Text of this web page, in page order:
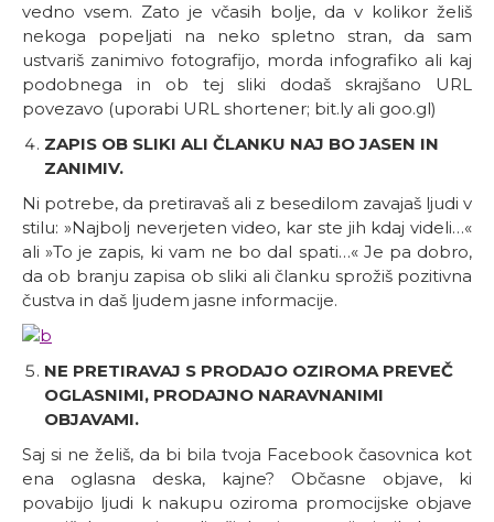
vedno vsem. Zato je včasih bolje, da v kolikor želiš
nekoga popeljati na neko spletno stran, da sam
ustvariš zanimivo fotografijo, morda infografiko ali kaj
podobnega in ob tej sliki dodaš skrajšano URL
povezavo (uporabi URL shortener; bit.ly ali goo.gl)
ZAPIS OB SLIKI ALI ČLANKU NAJ BO JASEN IN
ZANIMIV.
Ni potrebe, da pretiravaš ali z besedilom zavajaš ljudi v
stilu: »Najbolj neverjeten video, kar ste jih kdaj videli…«
ali »To je zapis, ki vam ne bo dal spati…« Je pa dobro,
da ob branju zapisa ob sliki ali članku sprožiš pozitivna
čustva in daš ljudem jasne informacije.
NE PRETIRAVAJ S PRODAJO OZIROMA PREVEČ
OGLASNIMI, PRODAJNO NARAVNANIMI
OBJAVAMI.
Saj si ne želiš, da bi bila tvoja Facebook časovnica kot
ena oglasna deska, kajne? Občasne objave, ki
povabijo ljudi k nakupu oziroma promocijske objave